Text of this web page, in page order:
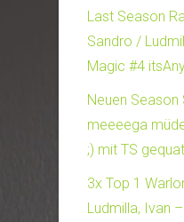
Last Season
Sandro /
Magic #4
Neuen Season
meeeega
;) mit TS
3x Top 1
Ludmilla, Ivan